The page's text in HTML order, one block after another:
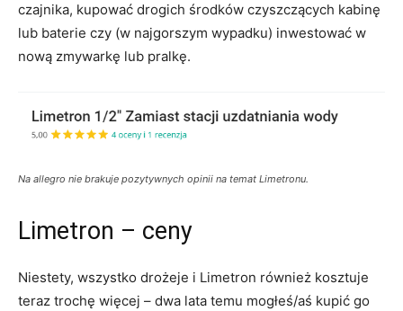
czajnika, kupować drogich środków czyszczących kabinę
lub baterie czy (w najgorszym wypadku) inwestować w
nową zmywarkę lub pralkę.
Na allegro nie brakuje pozytywnych opinii na temat Limetronu.
Limetron – ceny
Niestety, wszystko drożeje i Limetron również kosztuje
teraz trochę więcej – dwa lata temu mogłeś/aś kupić go